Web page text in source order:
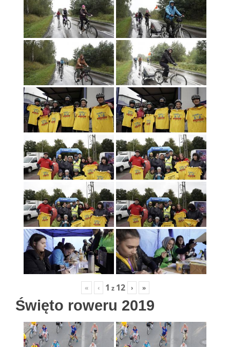
« ‹ 1 z 12 › »
Święto roweru 2019